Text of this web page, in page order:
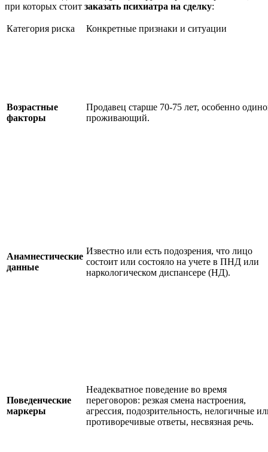
при которых стоит заказать психиатра на сделку:
Категория риска Конкретные признаки и ситуации
Возрастные
факторы
Продавец старше 70-75 лет, особенно
проживающий.
Анамнестические
данные
Известно или есть подозрения, что лицо
состоит или состояло на учете в ПНД или
наркологическом диспансере (НД).
Поведенческие
маркеры
Неадекватное поведение во время
переговоров: резкая смена настроения,
агрессия, подозрительность, нелогичные
противоречивые ответы, несвязная речь.